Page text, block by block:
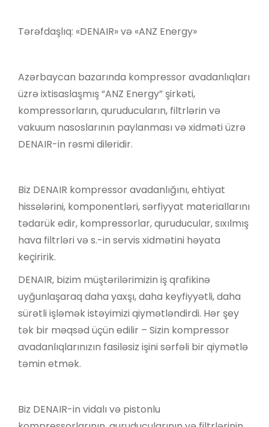
Tərəfdaşlıq: «DENAIR» və «ANZ Energy»
Azərbaycan bazarında kompressor avadanlıqları
üzrə ixtisaslaşmış “ANZ Energy” şirkəti,
kompressorların, quruducuların, filtrlərin və
vakuum nasoslarının paylanması və xidməti üzrə
DENAIR-in rəsmi dileridir.
Biz DENAIR kompressor avadanlığını, ehtiyat
hissələrini, komponentləri, sərfiyyat materiallarını
tədarük edir, kompressorlar, quruducular, sıxılmış
hava filtrləri və s.-in servis xidmətini həyata
keçiririk.
DENAIR, bizim müştərilərimizin iş qrafikinə
uyğunlaşaraq daha yaxşı, daha keyfiyyətli, daha
sürətli işləmək istəyimizi qiymətləndirdi. Hər şey
tək bir məqsəd üçün edilir – Sizin kompressor
avadanlıqlarınızın fasiləsiz işini sərfəli bir qiymətlə
təmin etmək.
Biz DENAIR-in vidalı və pistonlu